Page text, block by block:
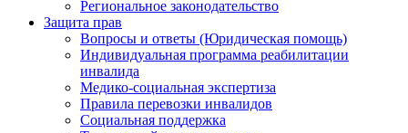
Региональное законодательство
Защита прав
Вопросы и ответы (Юридическая помощь)
Индивидуальная программа реабилитации
инвалида
Медико-социальная экспертиза
Правила перевозки инвалидов
Социальная поддержка